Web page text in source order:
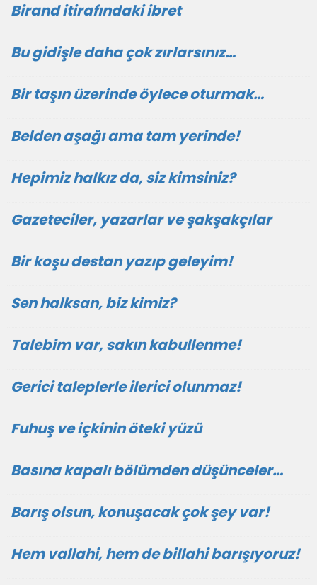
Birand itirafındaki ibret
Bu gidişle daha çok zırlarsınız…
Bir taşın üzerinde öylece oturmak…
Belden aşağı ama tam yerinde!
Hepimiz halkız da, siz kimsiniz?
Gazeteciler, yazarlar ve şakşakçılar
Bir koşu destan yazıp geleyim!
Sen halksan, biz kimiz?
Talebim var, sakın kabullenme!
Gerici taleplerle ilerici olunmaz!
Fuhuş ve içkinin öteki yüzü
Basına kapalı bölümden düşünceler…
Barış olsun, konuşacak çok şey var!
Hem vallahi, hem de billahi barışıyoruz!